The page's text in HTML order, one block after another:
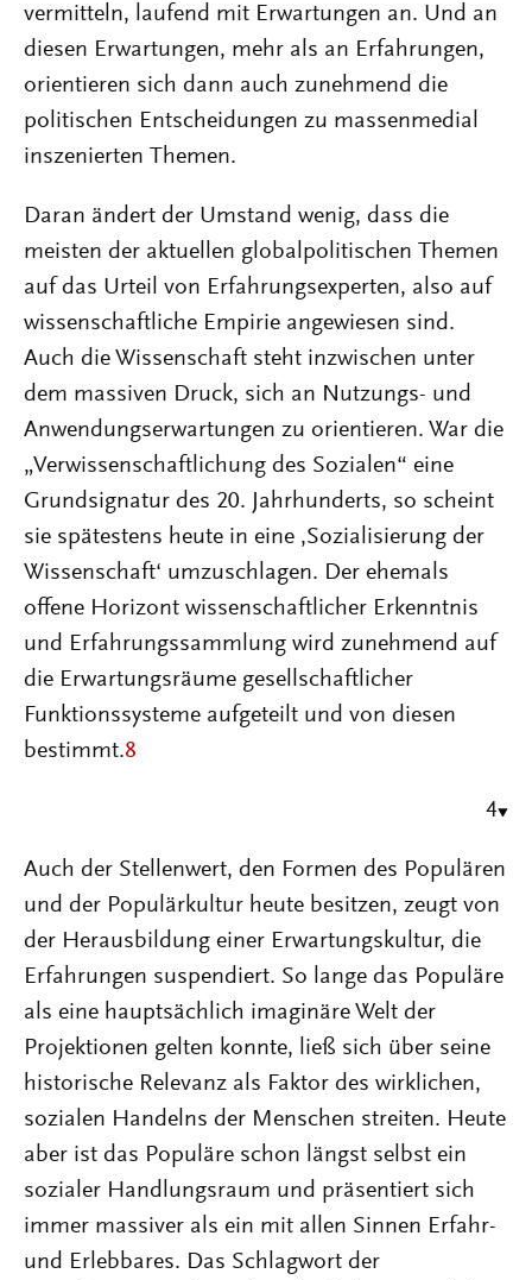
vermitteln, laufend mit Erwartungen an. Und an
diesen Erwartungen, mehr als an Erfahrungen,
orientieren sich dann auch zunehmend die
politischen Entscheidungen zu massenmedial
inszenierten Themen.
Daran ändert der Umstand wenig, dass die
meisten der aktuellen globalpolitischen Themen
auf das Urteil von Erfahrungsexperten, also auf
wissenschaftliche Empirie angewiesen sind.
Auch die Wissenschaft steht inzwischen unter
dem massiven Druck, sich an Nutzungs- und
Anwendungserwartungen zu orientieren. War die
„Verwissenschaftlichung des Sozialen“ eine
Grundsignatur des 20. Jahrhunderts, so scheint
sie spätestens heute in eine ,Sozialisierung der
Wissenschaft‘ umzuschlagen. Der ehemals
offene Horizont wissenschaftlicher Erkenntnis
und Erfahrungssammlung wird zunehmend auf
die Erwartungsräume gesellschaftlicher
Funktionssysteme aufgeteilt und von diesen
bestimmt.8
4
Auch der Stellenwert, den Formen des Populären
und der Populärkultur heute besitzen, zeugt von
der Herausbildung einer Erwartungskultur, die
Erfahrungen suspendiert. So lange das Populäre
als eine hauptsächlich imaginäre Welt der
Projektionen gelten konnte, ließ sich über seine
historische Relevanz als Faktor des wirklichen,
sozialen Handelns der Menschen streiten. Heute
aber ist das Populäre schon längst selbst ein
sozialer Handlungsraum und präsentiert sich
immer massiver als ein mit allen Sinnen Erfahr-
und Erlebbares. Das Schlagwort der